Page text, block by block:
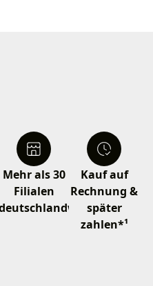
Mehr als 30
Filialen
Kauf auf
Rechnung &
später
zahlen*¹